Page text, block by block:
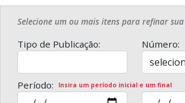
Selecione um ou mais itens para refinar
Tipo de Publicação: Número:
Período: Insira um período inicial e um final